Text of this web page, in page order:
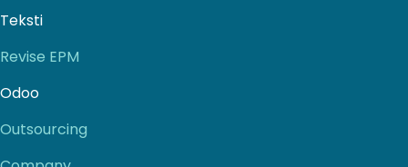
Teksti
Revise EPM
Odoo
Outsourcing